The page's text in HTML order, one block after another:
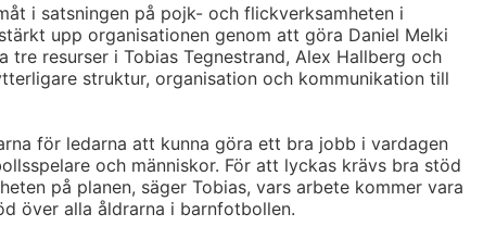
i satsningen på pojk- och flickverksamheten i
upp organisationen genom att göra Daniel Melki
resurser i Tobias Tegnestrand, Alex Hallberg och
struktur, organisation och kommunikation till
för ledarna att kunna göra ett bra jobb i vardagen
och människor. För att lyckas krävs bra stöd
på planen, säger Tobias, vars arbete kommer vara
över alla åldrarna i barnfotbollen.